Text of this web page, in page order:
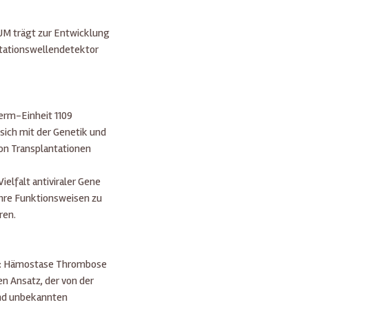
trägt zur Entwicklung
Einheit 1109
mit der Genetik und
Transplantationen
antiviraler Gene
Funktionsweisen zu
Thrombose
Ansatz, der von der
unbekannten